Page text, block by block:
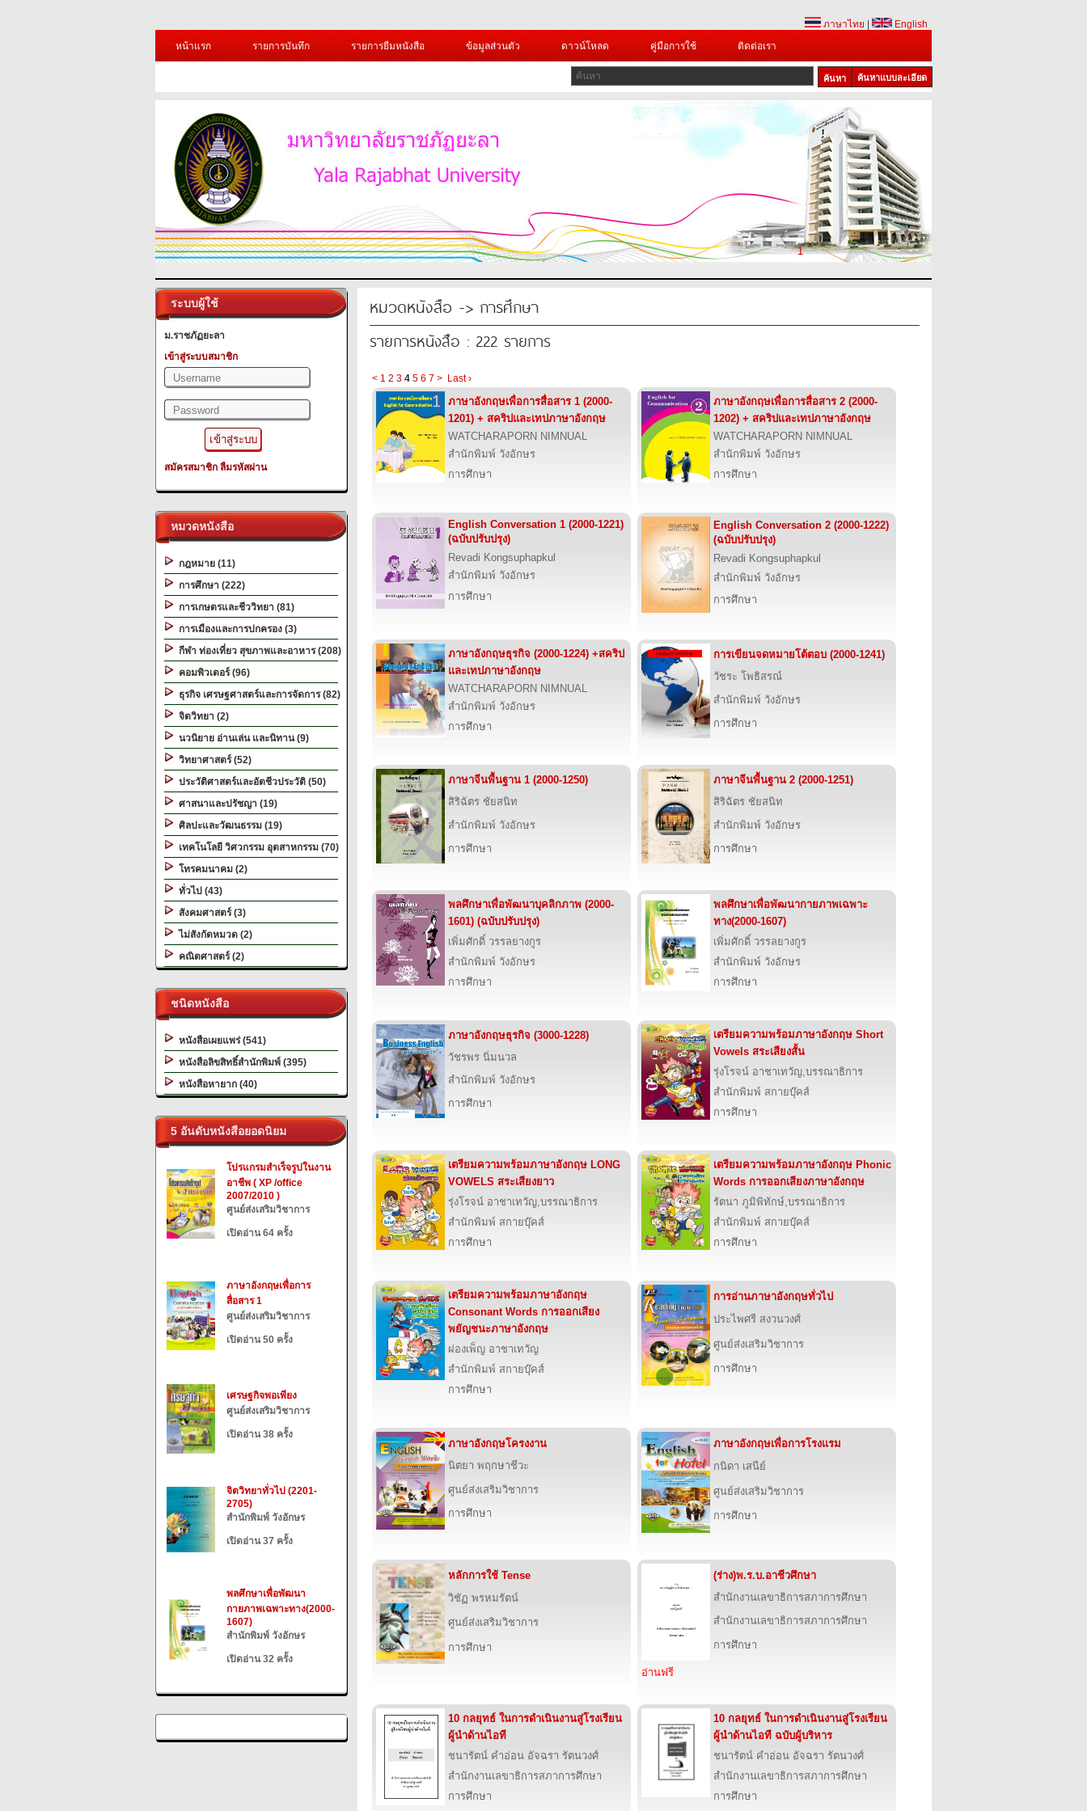
ภาษาไทย
English
หน้าแรก
รายการบันทึก รายการยืมหนังสือ ข้อมูลส่วนตัว ดาวน์โหลด คู่มือการใช้ ติดต่อเรา
ค้นหาแบบละเอียด
1
ระบบผู้ใช้
ม.ราชภัฏยะลา
เข้าสู่ระบบสมาชิก
สมัครสมาชิก ลืมรหัสผ่าน
หมวดหนังสือ
กฎหมาย (11)
การศึกษา (222)
การเกษตรและชีววิทยา (81)
การเมืองและการปกครอง (3)
กีฬา ท่องเที่ยว สุขภาพและอาหาร (208)
คอมพิวเตอร์ (96)
ธุรกิจ เศรษฐศาสตร์และการจัดการ (82)
จิตวิทยา (2)
นวนิยาย อ่านเล่น และนิทาน (9)
วิทยาศาสตร์ (52)
ประวัติศาสตร์และอัตชีวประวัติ (50)
ศาสนาและปรัชญา (19)
ศิลปะและวัฒนธรรม (19)
เทคโนโลยี วิศวกรรม อุตสาหกรรม (70)
โทรคมนาคม (2)
ทั่วไป (43)
สังคมศาสตร์ (3)
ไม่สังกัดหมวด (2)
คณิตศาสตร์ (2)
ชนิดหนังสือ
หนังสือเผยแพร่ (541)
หนังสือลิขสิทธิ์สำนักพิมพ์ (395)
หนังสือหายาก (40)
5 อันดับหนังสือยอดนิยม
โปรแกรมสำเร็จรูปในงาน
อาชีพ ( XP /office
2007/2010 )
ศูนย์ส่งเสริมวิชาการ
เปิดอ่าน 64 ครั้ง
ภาษาอังกฤษเพื่อการ
สื่อสาร 1
ศูนย์ส่งเสริมวิชาการ
เปิดอ่าน 50 ครั้ง
เศรษฐกิจพอเพียง
ศูนย์ส่งเสริมวิชาการ
เปิดอ่าน 38 ครั้ง
จิตวิทยาทั่วไป (2201-
2705)
สำนักพิมพ์ วังอักษร
เปิดอ่าน 37 ครั้ง
พลศึกษาเพื่อพัฒนา
กายภาพเฉพาะทาง(2000-
1607)
สำนักพิมพ์ วังอักษร
เปิดอ่าน 32 ครั้ง
หมวดหนังสือ -> การศึกษา
รายการหนังสือ : 222 รายการ
< 1 2 3 4 5 6 7 > Last ›
ภาษาอังกฤษเพื่อการสื่อสาร 1 (2000-
1201) + สคริปและเทปภาษาอังกฤษ
WATCHARAPORN NIMNUAL
สำนักพิมพ์ วังอักษร
การศึกษา
ภาษาอังกฤษเพื่อการสื่อสาร 2 (2000-
1202) + สคริปและเทปภาษาอังกฤษ
WATCHARAPORN NIMNUAL
สำนักพิมพ์ วังอักษร
การศึกษา
English Conversation 1 (2000-1221)
(ฉบับปรับปรุง)
Revadi Kongsuphapkul
สำนักพิมพ์ วังอักษร
การศึกษา
English Conversation 2 (2000-1222)
(ฉบับปรับปรุง)
Revadi Kongsuphapkul
สำนักพิมพ์ วังอักษร
การศึกษา
ภาษาอังกฤษธุรกิจ (2000-1224) +สคริป
และเทปภาษาอังกฤษ
WATCHARAPORN NIMNUAL
สำนักพิมพ์ วังอักษร
การศึกษา
การเขียนจดหมายโต้ตอบ (2000-1241)
วัชระ โพธิสรณ์
สำนักพิมพ์ วังอักษร
การศึกษา
ภาษาจีนพื้นฐาน 1 (2000-1250)
สิริฉัตร ชัยสนิท
สำนักพิมพ์ วังอักษร
การศึกษา
ภาษาจีนพื้นฐาน 2 (2000-1251)
สิริฉัตร ชัยสนิท
สำนักพิมพ์ วังอักษร
การศึกษา
พลศึกษาเพื่อพัฒนาบุคลิกภาพ (2000-
1601) (ฉบับปรับปรุง)
เพิ่มศักดิ์ วรรลยางกูร
สำนักพิมพ์ วังอักษร
การศึกษา
พลศึกษาเพื่อพัฒนากายภาพเฉพาะ
ทาง(2000-1607)
เพิ่มศักดิ์ วรรลยางกูร
สำนักพิมพ์ วังอักษร
การศึกษา
ภาษาอังกฤษธุรกิจ (3000-1228)
วัชรพร นิ่มนวล
สำนักพิมพ์ วังอักษร
การศึกษา
เตรียมความพร้อมภาษาอังกฤษ Short
Vowels สระเสียงสั้น
รุ่งโรจน์ อาชาเทวัญ,บรรณาธิการ
สำนักพิมพ์ สกายบุ๊คส์
การศึกษา
เตรียมความพร้อมภาษาอังกฤษ LONG
VOWELS สระเสียงยาว
รุ่งโรจน์ อาชาเทวัญ,บรรณาธิการ
สำนักพิมพ์ สกายบุ๊คส์
การศึกษา
เตรียมความพร้อมภาษาอังกฤษ Phonic
Words การออกเสียงภาษาอังกฤษ
รัตนา ภูมิพิทักษ์,บรรณาธิการ
สำนักพิมพ์ สกายบุ๊คส์
การศึกษา
เตรียมความพร้อมภาษาอังกฤษ
Consonant Words การออกเสียง
พยัญชนะภาษาอังกฤษ
ผ่องเพ็ญ อาชาเทวัญ
สำนักพิมพ์ สกายบุ๊คส์
การศึกษา
การอ่านภาษาอังกฤษทั่วไป
ประไพศรี สงวนวงศ์
ศูนย์ส่งเสริมวิชาการ
การศึกษา
ภาษาอังกฤษโครงงาน
นิตยา พฤกษาชีวะ
ศูนย์ส่งเสริมวิชาการ
การศึกษา
ภาษาอังกฤษเพื่อการโรงแรม
กนิดา เสนีย์
ศูนย์ส่งเสริมวิชาการ
การศึกษา
หลักการใช้ Tense
วิชัฏ พรหมรัตน์
ศูนย์ส่งเสริมวิชาการ
การศึกษา
(ร่าง)พ.ร.บ.อาชีวศึกษา
สำนักงานเลขาธิการสภาการศึกษา
สำนักงานเลขาธิการสภาการศึกษา
การศึกษา
อ่านฟรี
10 กลยุทธ์ ในการดำเนินงานสู่โรงเรียน
ผู้นำด้านไอที
ชนารัตน์ คำอ่อน อัจฉรา รัตนวงศ์
สำนักงานเลขาธิการสภาการศึกษา
การศึกษา
10 กลยุทธ์ ในการดำเนินงานสู่โรงเรียน
ผู้นำด้านไอที ฉบับผู้บริหาร
ชนารัตน์ คำอ่อน อัจฉรา รัตนวงศ์
สำนักงานเลขาธิการสภาการศึกษา
การศึกษา